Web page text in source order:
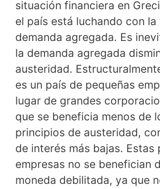
situación financiera en
el país está luchando con
demanda agregada. Es
la demanda agregada
austeridad.
es un país de pequeñas
lugar de grandes
que se beneficia menos de
principios de austeridad,
de interés más bajas. Estas
empresas no se benefician
moneda debilitada, ya que